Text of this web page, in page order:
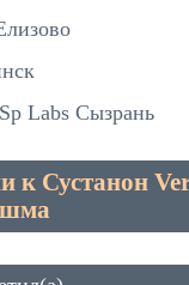
Labs Сызрань
к Сустанон